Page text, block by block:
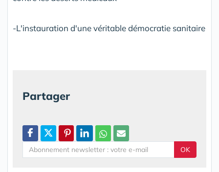
-L'instauration d'une véritable démocratie sanitaire
Partager
OK